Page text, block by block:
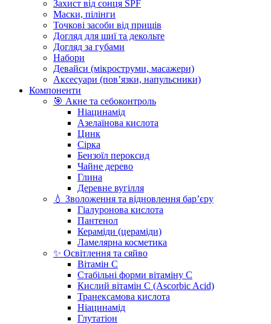
Захист від сонця SPF
Маски, пілінги
Точкові засоби від прищів
Догляд для шиї та декольте
Догляд за губами
Набори
Девайси (мікроструми, масажери)
Аксесуари (повʼязки, напульсники)
Компоненти
🎯 Акне та себоконтроль
Ніацинамід
Азелаїнова кислота
Цинк
Сірка
Бензоїл пероксид
Чайне дерево
Глина
Деревне вугілля
💧 Зволоження та відновлення бар’єру
Гіалуронова кислота
Пантенол
Кераміди (цераміди)
Ламелярна косметика
✨ Освітлення та сяйво
Вітамін С
Стабільні форми вітаміну С
Кислий вітамін С (Ascorbic Acid)
Транексамова кислота
Ніацинамід
Глутатіон